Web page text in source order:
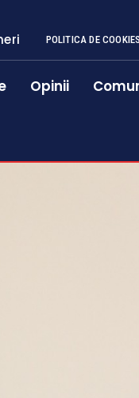
POLITICA DE COOKIES
Opinii